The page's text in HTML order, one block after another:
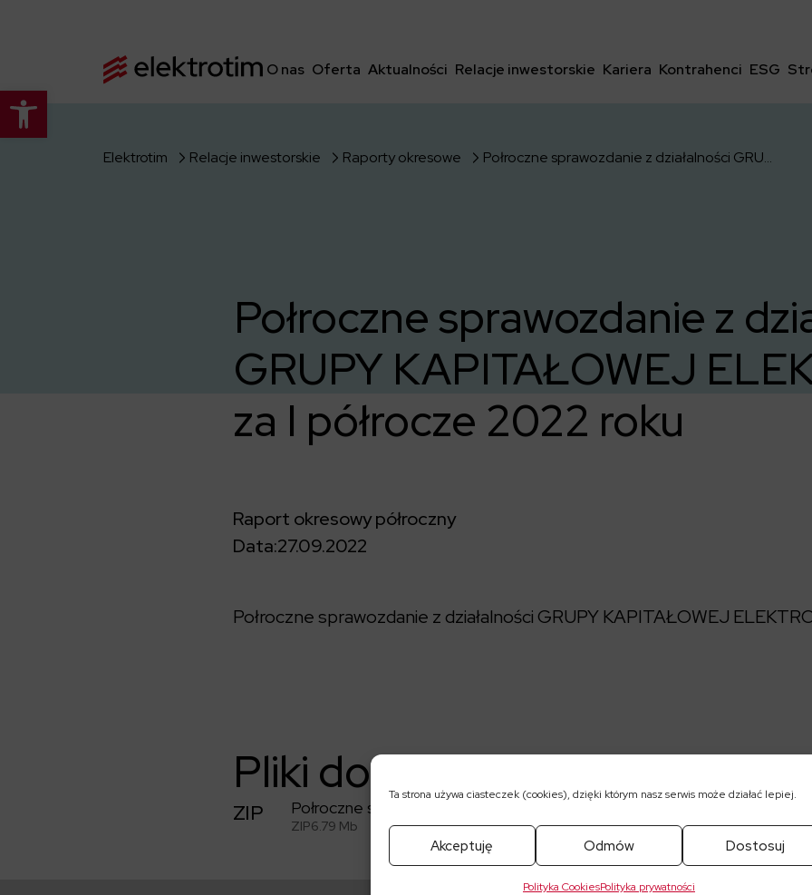
Otwórz pasek narzędzi
Ta strona używa ciasteczek (cookies), dzięki którym nasz serwis może działać lepiej.
Akceptuję Odmów Dostosuj
Polityka CookiesPolityka prywatności
O nas Oferta Aktualności Relacje inwestorskie Kariera Kontrahenci ESG
Elektrotim Relacje inwestorskie Raporty okresowe Połroczne sprawozdanie z działalności GRUPY KAPITAŁOWEJ ELEKTROTIM za I półrocze 2022 roku
Połroczne sprawozdanie z
GRUPY KAPITAŁOWEJ
za I półrocze 2022 roku
Raport okresowy półroczny
Data:27.09.2022
Połroczne sprawozdanie z działalności GRUPY KAPITAŁOWEJ
Pliki do pobrania
ZIP Połroczne sprawozdanie z działalności GRUPY KAPITAŁOWEJ
ZIP6.79 Mb